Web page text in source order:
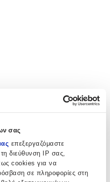
σας
επεξεργαζόμαστε
διεύθυνση IP σας,
cookies για να
σε πληροφορίες στη